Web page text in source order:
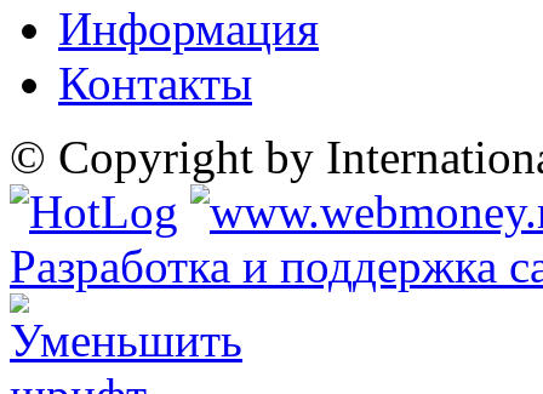
Информация
Контакты
© Copyright by
Разработка и поддержка